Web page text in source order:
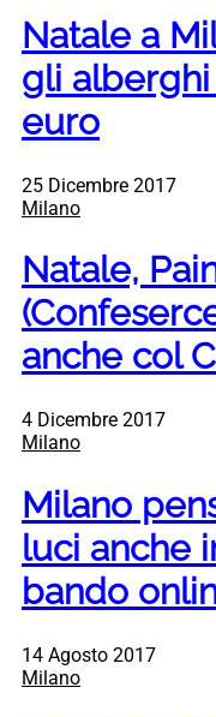
Natale a
gli
euro
25 Dicembre 2017
Milano
Natale,
anche col
4 Dicembre 2017
Milano
Milano
luci anche
bando
14 Agosto 2017
Milano